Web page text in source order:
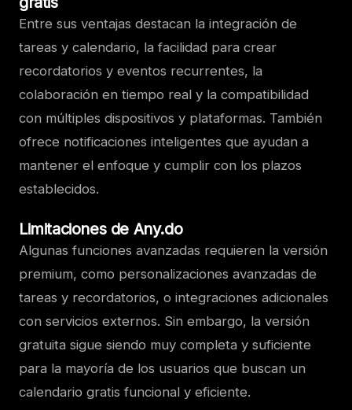
Entre sus ventajas destacan la integración de
tareas y calendario, la facilidad para crear
recordatorios y eventos recurrentes, la
colaboración en tiempo real y la compatibilidad
con múltiples dispositivos y plataformas. También
ofrece notificaciones inteligentes que ayudan a
mantener el enfoque y cumplir con los plazos
establecidos.
Limitaciones de Any.do
Algunas funciones avanzadas requieren la versión
premium, como personalizaciones avanzadas de
tareas y recordatorios, o integraciones adicionales
con servicios externos. Sin embargo, la versión
gratuita sigue siendo muy completa y suficiente
para la mayoría de los usuarios que buscan un
calendario gratis funcional y eficiente.